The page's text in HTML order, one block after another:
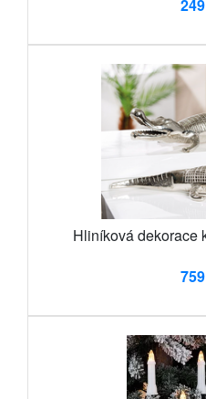
Hliníková dekorace